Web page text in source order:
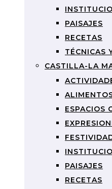
PAISAJES
RECETAS
TÉCNICAS
CASTILLA-LA
ESPACIOS
PAISAJES
RECETAS